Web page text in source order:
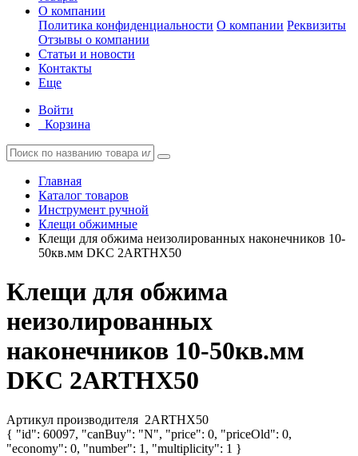
О компании
Политика конфиденциальности О компании Реквизиты
Отзывы о компании
Статьи и новости
Контакты
Еще
Войти
Корзина
Главная
Каталог товаров
Инструмент ручной
Клещи обжимные
Клещи для обжима неизолированных наконечников 10-
50кв.мм DKC 2ARTHX50
Клещи для обжима
неизолированных
наконечников 10-50кв.мм
DKC 2ARTHX50
Артикул производителя 2ARTHX50
{ "id": 60097, "canBuy": "N", "price": 0, "priceOld": 0,
"economy": 0, "number": 1, "multiplicity": 1 }